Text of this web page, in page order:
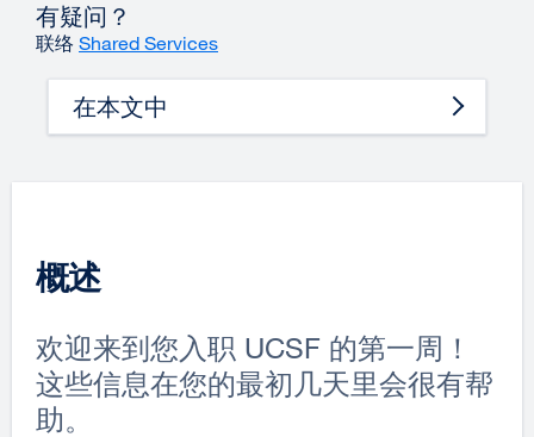
有疑问？
联络 Shared Services
在本文中
概述
欢迎来到您入职 UCSF 的第一周！
这些信息在您的最初几天里会很有帮
助。